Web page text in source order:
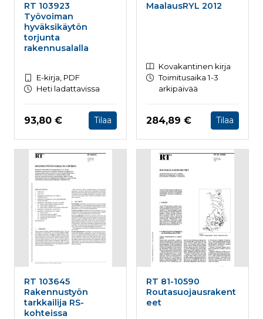
RT 103923
Työvoiman
hyväksikäytön
torjunta
rakennusalalla
E-kirja, PDF
Heti ladattavissa
Hinta nyt
93,80 € Tilaa
MaalausRYL 2012
Kovakantinen kirja
Toimitusaika 1-3
arkipäivää
Hinta nyt
284,89 € Tilaa
RT 103645
Rakennustyön
tarkkailija RS-
kohteissa
RT 81-10590
Routasuojausrakent
eet